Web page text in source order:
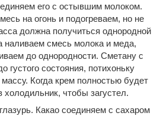
его с остывшим молоком.
на огонь и подогреваем, но не
должна получиться однородной
наливаем смесь молока и меда,
до однородности. Сметану с
густого состояния, потихоньку
Когда крем полностью будет
холодильник, чтобы загустел.
Какао соединяем с сахаром